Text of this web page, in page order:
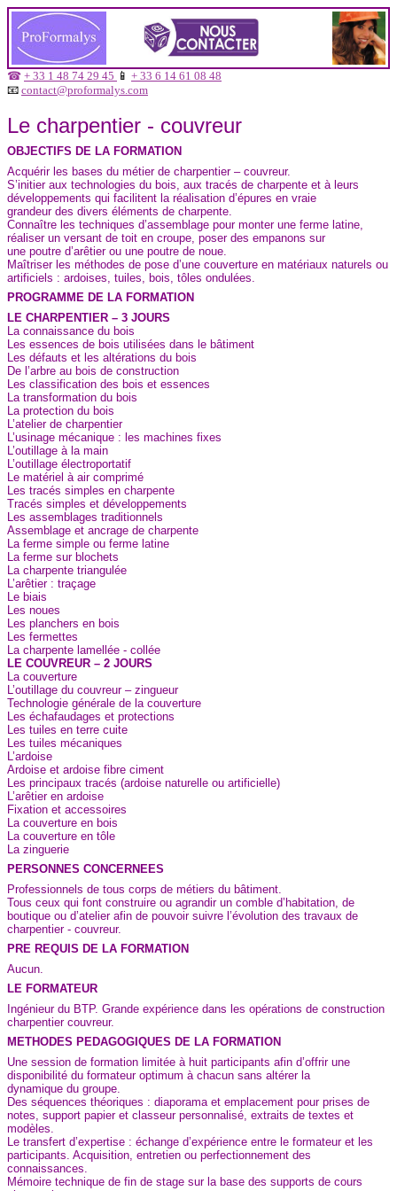
☎ + 33 1 48 74 29 45 📱 + 33 6 14 61 08 48
📧 contact@proformalys.com
Le charpentier - couvreur
OBJECTIFS DE LA FORMATION
Acquérir les bases du métier de charpentier – couvreur.
S’initier aux technologies du bois, aux tracés de charpente et à leurs
développements qui facilitent la réalisation d’épures en vraie
grandeur des divers éléments de charpente.
Connaître les techniques d’assemblage pour monter une ferme latine,
réaliser un versant de toit en croupe, poser des empanons sur
une poutre d’arêtier ou une poutre de noue.
Maîtriser les méthodes de pose d’une couverture en matériaux naturels ou
artificiels : ardoises, tuiles, bois, tôles ondulées.
PROGRAMME DE LA FORMATION
LE CHARPENTIER – 3 JOURS
La connaissance du bois
Les essences de bois utilisées dans le bâtiment
Les défauts et les altérations du bois
De l’arbre au bois de construction
Les classification des bois et essences
La transformation du bois
La protection du bois
L’atelier de charpentier
L’usinage mécanique : les machines fixes
L’outillage à la main
L’outillage électroportatif
Le matériel à air comprimé
Les tracés simples en charpente
Tracés simples et développements
Les assemblages traditionnels
Assemblage et ancrage de charpente
La ferme simple ou ferme latine
La ferme sur blochets
La charpente triangulée
L’arêtier : traçage
Le biais
Les noues
Les planchers en bois
Les fermettes
La charpente lamellée - collée
LE COUVREUR – 2 JOURS
La couverture
L’outillage du couvreur – zingueur
Technologie générale de la couverture
Les échafaudages et protections
Les tuiles en terre cuite
Les tuiles mécaniques
L’ardoise
Ardoise et ardoise fibre ciment
Les principaux tracés (ardoise naturelle ou artificielle)
L’arêtier en ardoise
Fixation et accessoires
La couverture en bois
La couverture en tôle
La zinguerie
PERSONNES CONCERNEES
Professionnels de tous corps de métiers du bâtiment.
Tous ceux qui font construire ou agrandir un comble d’habitation, de
boutique ou d’atelier afin de pouvoir suivre l’évolution des travaux de
charpentier - couvreur.
PRE REQUIS DE LA FORMATION
Aucun.
LE FORMATEUR
Ingénieur du BTP. Grande expérience dans les opérations de construction
charpentier couvreur.
METHODES PEDAGOGIQUES DE LA FORMATION
Une session de formation limitée à huit participants afin d’offrir une
disponibilité du formateur optimum à chacun sans altérer la
dynamique du groupe.
Des séquences théoriques : diaporama et emplacement pour prises de
notes, support papier et classeur personnalisé, extraits de textes et
modèles.
Le transfert d’expertise : échange d’expérience entre le formateur et les
participants. Acquisition, entretien ou perfectionnement des
connaissances.
Mémoire technique de fin de stage sur la base des supports de cours